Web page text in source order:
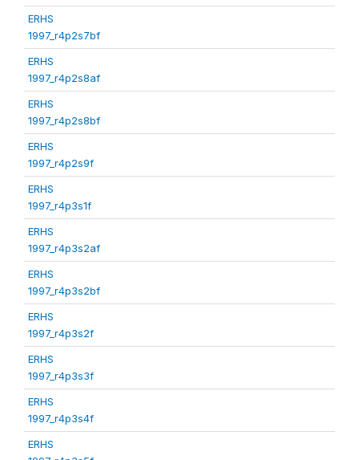
ERHS
1997_r4p2s7bf
ERHS
1997_r4p2s8af
ERHS
1997_r4p2s8bf
ERHS
1997_r4p2s9f
ERHS
1997_r4p3s1f
ERHS
1997_r4p3s2af
ERHS
1997_r4p3s2bf
ERHS
1997_r4p3s2f
ERHS
1997_r4p3s3f
ERHS
1997_r4p3s4f
ERHS